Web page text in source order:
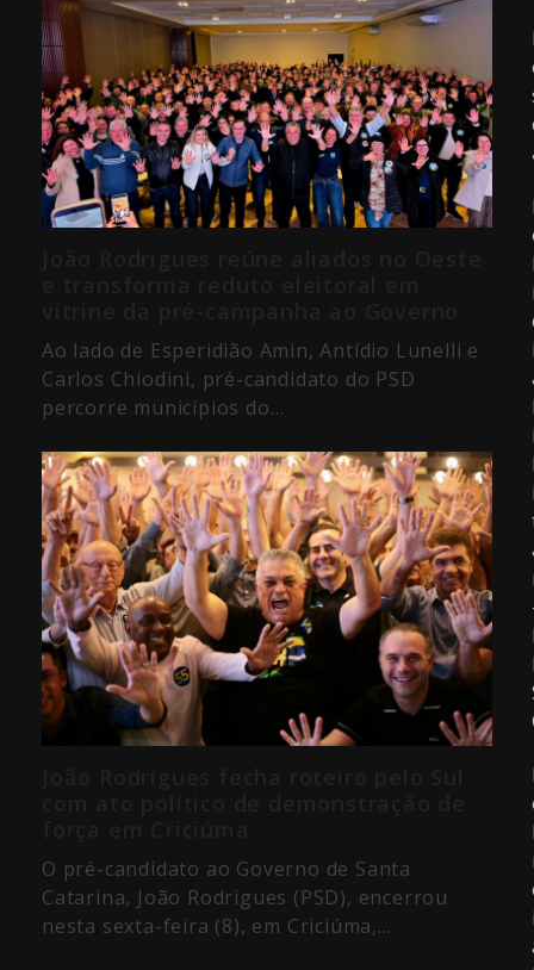
Ao lado de Esperidião Amin, Antídio Lunelli e
Carlos Chiodini, pré-candidato do PSD
percorre municípios do…
O pré-candidato ao Governo de Santa
Catarina, João Rodrigues (PSD), encerrou
nesta sexta-feira (8), em Criciúma,…